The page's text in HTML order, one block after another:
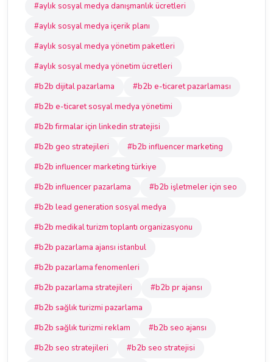
#aylık sosyal medya danışmanlık ücretleri
#aylık sosyal medya içerik planı
#aylık sosyal medya yönetim paketleri
#aylık sosyal medya yönetim ücretleri
#b2b dijital pazarlama
#b2b e-ticaret pazarlaması
#b2b e-ticaret sosyal medya yönetimi
#b2b firmalar için linkedin stratejisi
#b2b geo stratejileri
#b2b influencer marketing
#b2b influencer marketing türkiye
#b2b influencer pazarlama
#b2b işletmeler için seo
#b2b lead generation sosyal medya
#b2b medikal turizm toplantı organizasyonu
#b2b pazarlama ajansı istanbul
#b2b pazarlama fenomenleri
#b2b pazarlama stratejileri
#b2b pr ajansı
#b2b sağlık turizmi pazarlama
#b2b sağlık turizmi reklam
#b2b seo ajansı
#b2b seo stratejileri
#b2b seo stratejisi